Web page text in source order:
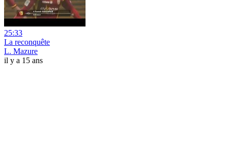
25:33
La reconquête
L. Mazure
il y a 15 ans